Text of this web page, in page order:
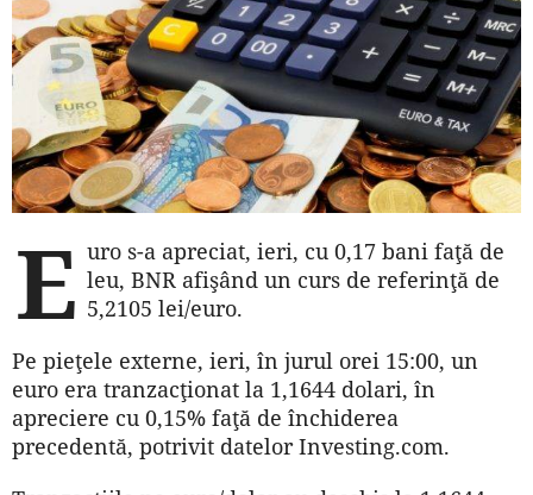
E uro s-a apreciat, ieri, cu 0,17 bani faţă de
leu, BNR afişând un curs de referinţă de
5,2105 lei/euro.
Pe pieţele externe, ieri, în jurul orei 15:00, un
euro era tranzacţionat la 1,1644 dolari, în
apreciere cu 0,15% faţă de închiderea
precedentă, potrivit datelor Investing.com.